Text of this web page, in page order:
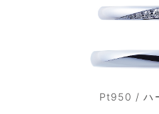
Pt950 / ハ